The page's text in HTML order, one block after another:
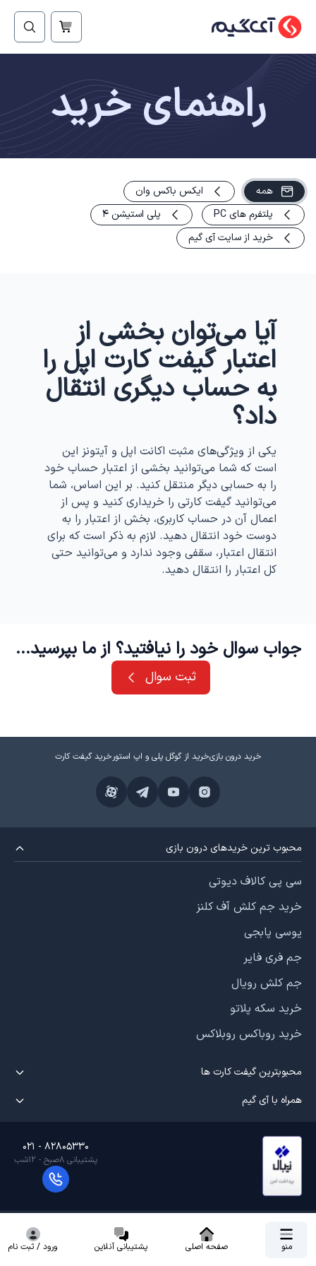
منو صفحه اصلی پشتیبانی آنلاین ورود / ثبت نام
راهنمای خرید
همه
ایکس باکس وان
پلتفرم های PC
پلی استیشن 4
خرید از سایت آی گیم
آیا می‌توان بخشی از
اعتبار گیفت کارت اپل را
به حساب دیگری انتقال
داد؟
یکی از ویژگی‌های مثبت اکانت اپل و آیتونز این
است که شما می‌توانید بخشی از اعتبار حساب خود
را به حسابی دیگر منتقل کنید. بر این اساس، شما
می‌توانید گیفت کارتی را خریداری کنید و پس از
اعمال آن در حساب کاربری، بخش از اعتبار را به
دوست خود انتقال دهید. لازم به ذکر است که برای
انتقال اعتبار، سقفی وجود ندارد و می‌توانید حتی
کل اعتبار را انتقال دهید.
جواب سوال خود را نیافتید؟ از ما بپرسید...
ثبت سوال
خرید درون بازیخرید از گوگل پلی و اپ استورخرید گیفت کارت
محبوب ترین خریدهای درون بازی
سی پی کالاف دیوتی
خرید جم کلش آف کلنز
یوسی پابجی
جم فری فایر
جم کلش رویال
خرید سکه پلاتو
خرید روباکس روبلاکس
محبوبترین گیفت کارت ها
همراه با آی گیم
021 - 82805330
پشتیبانی ۸صبح - ۱۲شب